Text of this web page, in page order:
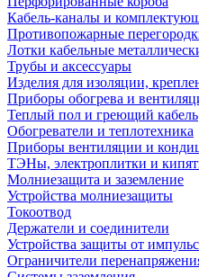
Кабель-каналы и
Противопожарные
Лотки кабельные
Трубы и аксессуары
Изделия для изоляции,
Приборы обогрева и
Теплый пол и греющий кабель
Обогреватели и теплотехника
Приборы вентиляции и
ТЭНы, электроплитки и
Молниезащита и заземление
Устройства молниезащиты
Токоотвод
Держатели и соединители
Устройства защиты от
Ограничители